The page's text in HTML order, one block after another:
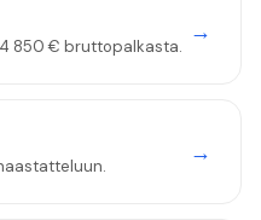
4 850 € bruttopalkasta.
→
→